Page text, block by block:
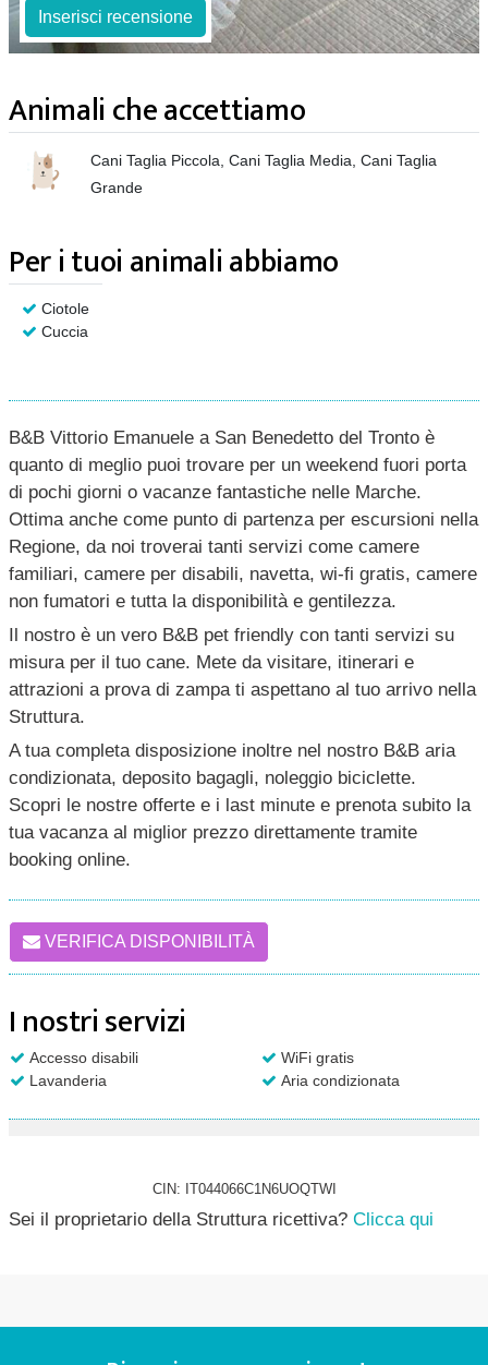
Inserisci recensione
Animali che accettiamo
Cani Taglia Piccola, Cani Taglia Media, Cani Taglia
Grande
Per i tuoi animali abbiamo
Ciotole
Cuccia
B&B Vittorio Emanuele a San Benedetto del Tronto è
quanto di meglio puoi trovare per un weekend fuori porta
di pochi giorni o vacanze fantastiche nelle Marche.
Ottima anche come punto di partenza per escursioni nella
Regione, da noi troverai tanti servizi come camere
familiari, camere per disabili, navetta, wi-fi gratis, camere
non fumatori e tutta la disponibilità e gentilezza.
Il nostro è un vero B&B pet friendly con tanti servizi su
misura per il tuo cane. Mete da visitare, itinerari e
attrazioni a prova di zampa ti aspettano al tuo arrivo nella
Struttura.
A tua completa disposizione inoltre nel nostro B&B aria
condizionata, deposito bagagli, noleggio biciclette.
Scopri le nostre offerte e i last minute e prenota subito la
tua vacanza al miglior prezzo direttamente tramite
booking online.
VERIFICA DISPONIBILITÀ
I nostri servizi
Accesso disabili
WiFi gratis
Lavanderia
Aria condizionata
CIN: IT044066C1N6UOQTWI
Sei il proprietario della Struttura ricettiva? Clicca qui